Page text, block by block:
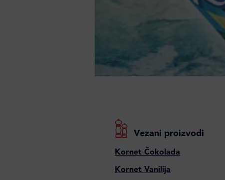
Vezani proizvodi
Kornet Čokolada
Kornet Vanilija